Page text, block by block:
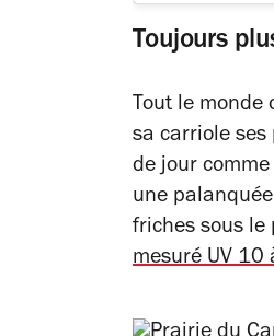
Toujours
Tout le
sa carriole ses
de jour
une
friches sous le
mesuré UV 10